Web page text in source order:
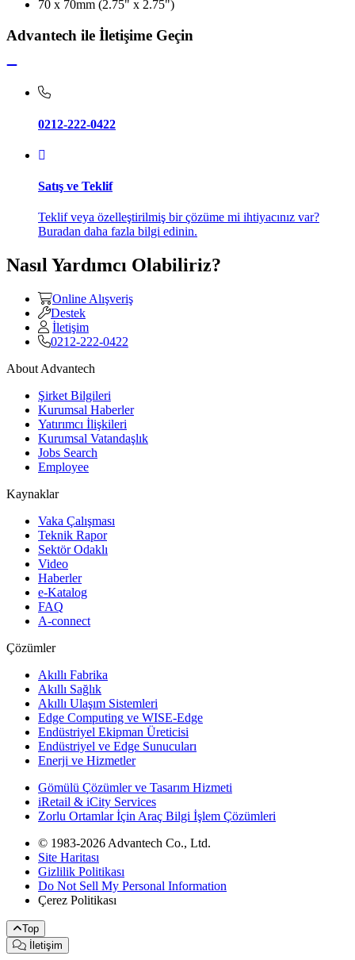
70 x 70mm (2.75" x 2.75")
Advantech ile İletişime Geçin
0212-222-0422
Satış ve Teklif
Teklif veya özelleştirilmiş bir çözüme mi ihtiyacınız var?
Buradan daha fazla bilgi edinin.
Nasıl Yardımcı Olabiliriz?
Online Alışveriş
Destek
İletişim
0212-222-0422
About Advantech
Şirket Bilgileri
Kurumsal Haberler
Yatırımcı İlişkileri
Kurumsal Vatandaşlık
Jobs Search
Employee
Kaynaklar
Vaka Çalışması
Teknik Rapor
Sektör Odaklı
Video
Haberler
e-Katalog
FAQ
A-connect
Çözümler
Akıllı Fabrika
Akıllı Sağlık
Akıllı Ulaşım Sistemleri
Edge Computing ve WISE-Edge
Endüstriyel Ekipman Üreticisi
Endüstriyel ve Edge Sunucuları
Enerji ve Hizmetler
Gömülü Çözümler ve Tasarım Hizmeti
iRetail & iCity Services
Zorlu Ortamlar İçin Araç Bilgi İşlem Çözümleri
© 1983-2026 Advantech Co., Ltd.
Site Haritası
Gizlilik Politikası
Do Not Sell My Personal Information
Çerez Politikası
Top
İletişim